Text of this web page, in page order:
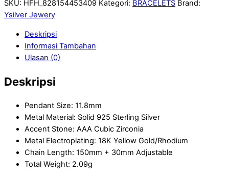
SKU: HFH_828154453409 Kategori: BRACELETS Brand:
Ysilver Jewery
Deskripsi
Informasi Tambahan
Ulasan (0)
Deskripsi
Pendant Size: 11.8mm
Metal Material: Solid 925 Sterling Silver
Accent Stone: AAA Cubic Zirconia
Metal Electroplating: 18K Yellow Gold/Rhodium
Chain Length: 150mm + 30mm Adjustable
Total Weight: 2.09g